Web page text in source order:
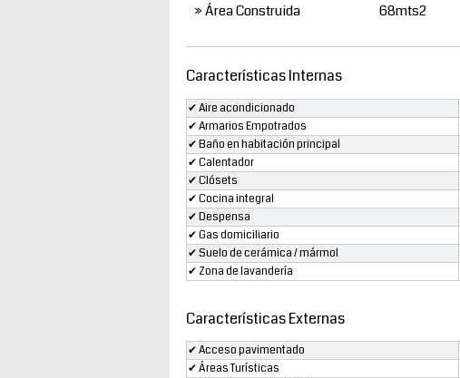
» Área Construida
68mts2
Características Internas
✔ Aire acondicionado
✔ Armarios Empotrados
✔ Baño en habitación principal
✔ Calentador
✔ Clósets
✔ Cocina integral
✔ Despensa
✔ Gas domiciliario
✔ Suelo de cerámica / mármol
✔ Zona de lavandería
Características Externas
✔ Acceso pavimentado
✔ Áreas Turísticas